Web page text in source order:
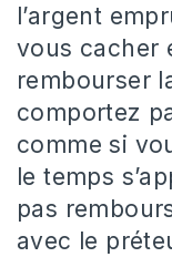
l’argent
vous cacher
rembourser
comportez
comme si
le temps
pas
avec le